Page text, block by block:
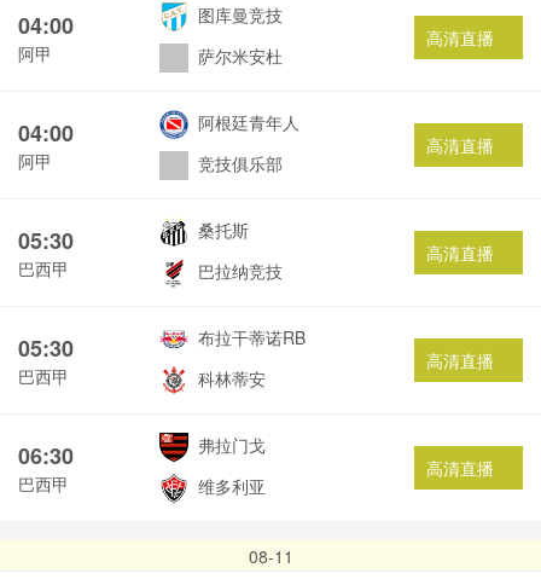
04:00
阿甲
图库曼竞技
萨尔米安杜
高清直播
04:00
阿甲
阿根廷青年人
竞技俱乐部
高清直播
05:30
巴西甲
桑托斯
巴拉纳竞技
高清直播
05:30
巴西甲
布拉干蒂诺RB
科林蒂安
高清直播
06:30
巴西甲
弗拉门戈
维多利亚
高清直播
08-11